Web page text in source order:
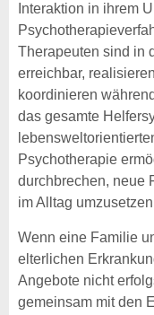
Interaktion in ihrem
Therapeuten sind in
erreichbar,
koordinieren
das gesamte
Psychotherapie
durchbrechen, neue
im Alltag
Wenn eine Familie
elterlichen
Angebote nicht
gemeinsam mit den